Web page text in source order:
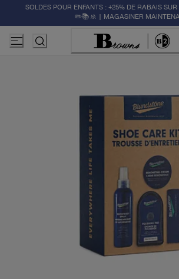
SOLDES POUR ENFANTS : +25% DE RABAIS
✏️📚🚸 | MAGASINER